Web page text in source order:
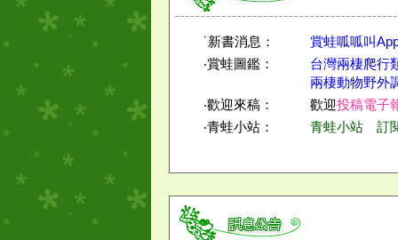
˙新書消息：
賞蛙呱呱叫
‧賞蛙圖鑑：
台灣兩棲爬行
兩棲動物野外
‧歡迎來稿：
歡迎投稿電子
‧青蛙小站：
青蛙小站 訂